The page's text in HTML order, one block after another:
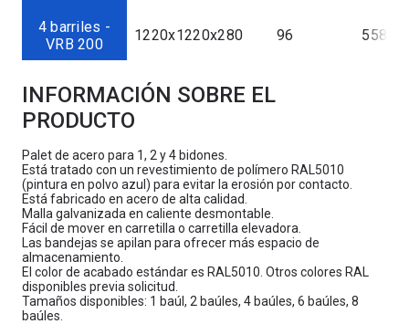
4 barriles -
VRB 200
1220x1220x280 96
INFORMACIÓN SOBRE EL
PRODUCTO
Paletde acero para 1, 2 y 4 bidones.
Está tratado con un revestimiento de polímero RAL5010
(pintura en polvo azul) para evitar la erosión por contacto.
Está fabricado en acero de alta calidad.
Malla galvanizada en caliente desmontable.
Fácil de mover en carretilla o carretilla elevadora.
Las bandejas se apilan para ofrecer más espacio de
almacenamiento.
El color de acabado estándar es RAL5010. Otros colores RAL
disponibles previa solicitud.
Tamaños disponibles: 1 baúl, 2 baúles, 4 baúles, 6 baúles, 8
baúles.